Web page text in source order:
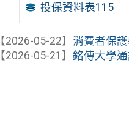
投保資料表115
【2026-05-22】 消費者保
【2026-05-21】銘傳大學